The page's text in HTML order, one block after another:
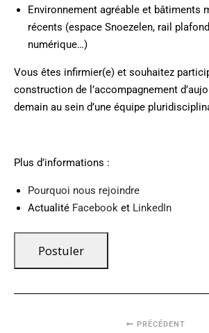
Environnement agréable et bâtiments
récents (espace Snoezelen, rail
numérique…)
Vous êtes infirmier(e) et souhaitez
construction de l’accompagnement
demain au sein d’une équipe
Plus d’informations :
Pourquoi nous rejoindre
Actualité Facebook et LinkedIn
PRÉCÉDENT